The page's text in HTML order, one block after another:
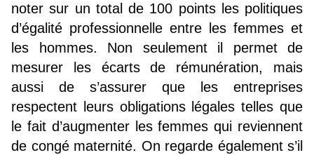
noter sur un total de 100 points les politiques
d’égalité professionnelle entre les femmes et
les hommes. Non seulement il permet de
mesurer les écarts de rémunération, mais
aussi de s’assurer que les entreprises
respectent leurs obligations légales telles que
le fait d’augmenter les femmes qui reviennent
de congé maternité. On regarde également s’il